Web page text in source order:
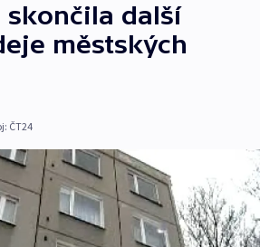
skončila další
městských
ČT24